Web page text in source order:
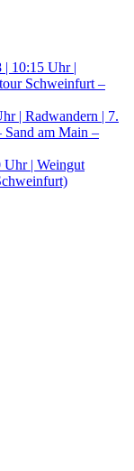
| 10:15 Uhr |
Schweinfurt –
| Radwandern | 7.
Sand am Main –
Uhr | Weingut